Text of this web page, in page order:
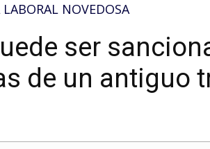
LABORAL NOVEDOSA
ser
de un antiguo